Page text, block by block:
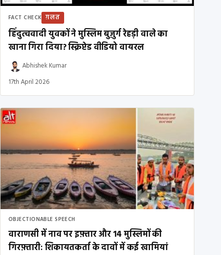
FACT CHECK ग़लत
हिंदुत्ववादी युवकों ने मुस्लिम बुज़ुर्ग रेहड़ी वाले का
खाना गिरा दिया? स्क्रिप्टेड वीडियो वायरल
Abhishek Kumar
17th April 2026
OBJECTIONABLE SPEECH
वाराणसी में नाव पर इफ़्तार और 14 मुस्लिमों की
गिरफ़्तारी: शिकायतकर्ता के दावों में कई खामियां